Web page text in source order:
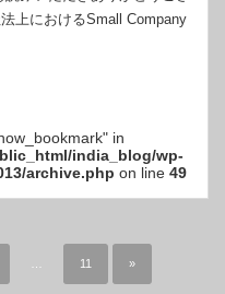
上におけるSmall Company
in
india_blog/wp-
archive.php on line 49
11 »